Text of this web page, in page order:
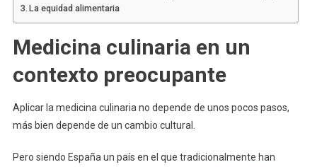
La equidad alimentaria
Medicina culinaria en un
contexto preocupante
Aplicar la medicina culinaria no depende de unos pocos pasos,
más bien depende de un cambio cultural.
Pero siendo España un país en el que tradicionalmente han